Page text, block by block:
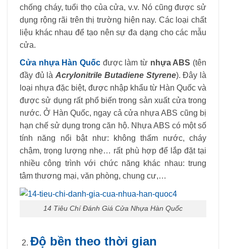
chống cháy, tuổi thọ của cửa, v.v. Nó cũng được sử
dụng rộng rãi trên thị trường hiện nay. Các loại chất
liệu khác nhau để tạo nên sự đa dạng cho các mẫu
cửa.
Cửa nhựa Hàn Quốc được làm từ nhựa ABS (tên
đầy đủ làAcrylonitrile Butadiene Styrene). Đây là
loại nhựa đặc biệt, được nhập khẩu từ Hàn Quốc và
được sử dụng rất phổ biến trong sản xuất cửa trong
nước. Ở Hàn Quốc, ngay cả cửa nhựa ABS cũng bị
hạn chế sử dụng trong căn hộ. Nhựa ABS có một số
tính năng nổi bật như: không thấm nước, cháy
chậm, trọng lượng nhẹ… rất phù hợp để lắp đặt tại
nhiều công trình với chức năng khác nhau: trung
tâm thương mại, văn phòng, chung cư,…
14 Tiêu Chí Đánh Giá Cửa Nhựa Hàn Quốc
Độ bền theo thời gian